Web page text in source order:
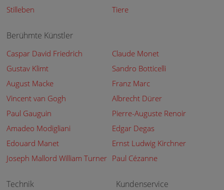
Stilleben
Tiere
Berühmte Künstler
Caspar David Friedrich
Claude Monet
Gustav Klimt
Sandro Botticelli
August Macke
Franz Marc
Vincent van Gogh
Albrecht Dürer
Paul Gauguin
Pierre-Auguste Renoir
Amadeo Modigliani
Edgar Degas
Edouard Manet
Ernst Ludwig Kirchner
Joseph Mallord William Turner Paul Cézanne
Technik Kundenservice